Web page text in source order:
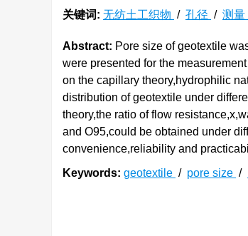
关键词: 无纺土工织物 / 孔径 / 测量
Abstract: Pore size of geotextile
were presented for the
on the capillary theory,hydrophilic
distribution of geotextile under
theory,the ratio of flow
and O95,could be obtained under
convenience,reliability and
Keywords: geotextile / pore size /